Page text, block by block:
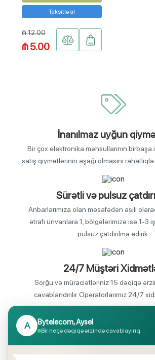
Taksitlə al
₼ 12.00
₼ 5.00
İnanılmaz uyğun
Bir çox elektronika məhsullarının birbaşa
satış qiymətlərinin aşağı olmasını
Sürətli və pulsuz
Anbarlarımıza olan məsafədən asılı
ətrafı ünvanlara 1, bölgələrimizə isə 1-3
pulsuz çatdırılma edirik.
24/7 Müştəri
Sorğu və müraciətləriniz 15 dəqiqə
cavablandırılır. Operatorlarımız 24/7
Endirimli məhsul
Mağazalarımızda mütəmadi olaraq,
və hədiyyə kampaniyaları
A Bytelecom, Aysel
Bir neçə dəqiqə ərzində cavablayırıq